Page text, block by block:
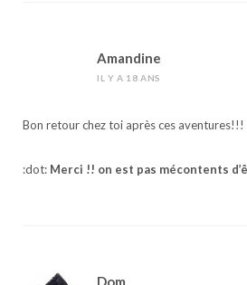
Amandine
IL Y A 18 ANS
Bon retour chez toi après ces aventures!!!
:dot: Merci !! on est pas mécontents
Dom